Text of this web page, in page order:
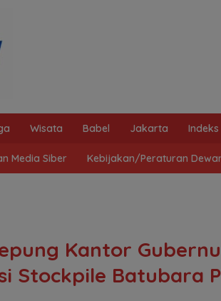
Wisata Babel Jakarta Indeks
Media Siber Kebijakan/Peraturan
Kantor
Stockpile Batubara